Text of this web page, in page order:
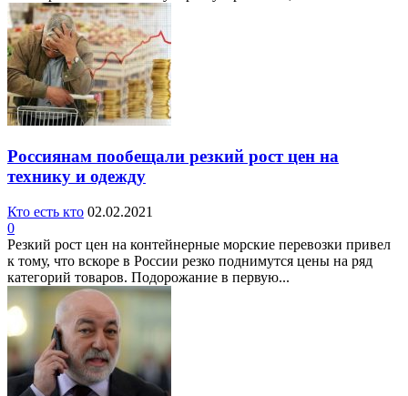
Россиянам пообещали резкий рост цен на
технику и одежду
Кто есть кто 02.02.2021
0
Резкий рост цен на контейнерные морские перевозки привел
к тому, что вскоре в России резко поднимутся цены на ряд
категорий товаров. Подорожание в первую...